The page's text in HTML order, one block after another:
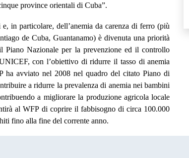
province orientali di Cuba”.
in particolare, dell’anemia da carenza di ferro (più
de Cuba, Guantanamo) è divenuta una priorità
Nazionale per la prevenzione ed il controllo
con l’obiettivo di ridurre il tasso di anemia
avviato nel 2008 nel quadro del citato Piano di
a ridurre la prevalenza di anemia nei bambini
a migliorare la produzione agricola locale
al WFP di coprire il fabbisogno di circa 100.000
fino alla fine del corrente anno.